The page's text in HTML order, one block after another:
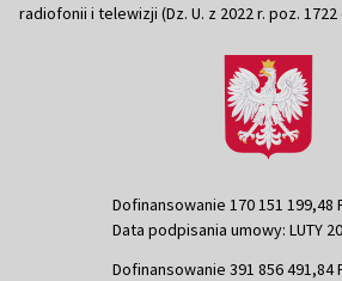
radiofonii i telewizji (Dz. U. z 2022 r. poz. 1722
Dofinansowanie 170 151 199,48
Data podpisania umowy: LUTY
Dofinansowanie 391 856 491,84